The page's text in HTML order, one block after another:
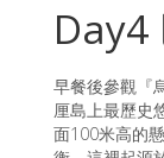
Day4
早餐後參觀『
厘島上最歷史
面100米高的